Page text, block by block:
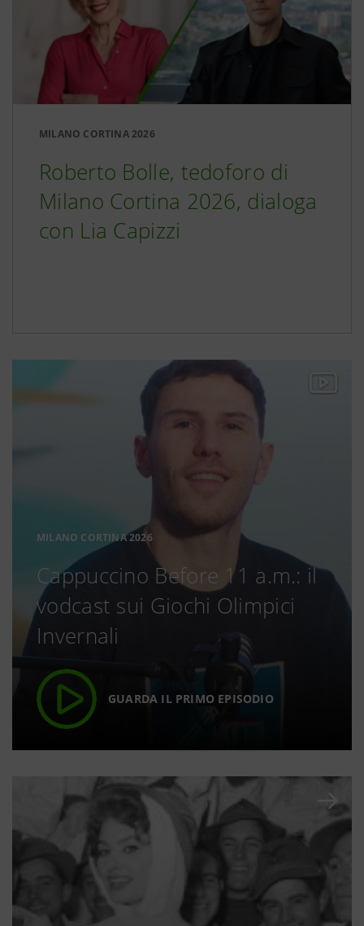
MILANO CORTINA 2026
Roberto Bolle, tedoforo di
Milano Cortina 2026, dialoga
con Lia Capizzi
MILANO CORTINA 2026
Cappuccino Before 11 a.m.: il
vodcast sui Giochi Olimpici
Invernali
GUARDA IL PRIMO EPISODIO